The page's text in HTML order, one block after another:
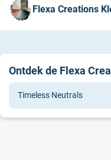
Flexa Creations
Ontdek de Flexa
Timeless Neutrals
Alle collecties